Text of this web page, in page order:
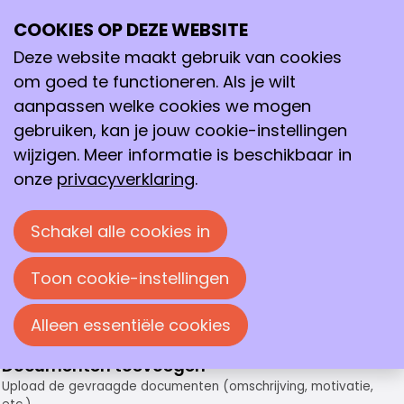
Aanvraag KNCV Geursen-fonds
Voornaam*
Tussenvoegsel
b.v.: van der
Achternaam*
Geboortedatum*
E-mailadres*
Documenten toevoegen*
Upload de gevraagde documenten (omschrijving, motivatie,
COOKIES OP DEZE WEBSITE
Deze website maakt gebruik van cookies
om goed te functioneren. Als je wilt
aanpassen welke cookies we mogen
gebruiken, kan je jouw cookie-instellingen
wijzigen. Meer informatie is beschikbaar in
onze privacyverklaring.
Schakel alle cookies in
Toon cookie-instellingen
Alleen essentiële cookies